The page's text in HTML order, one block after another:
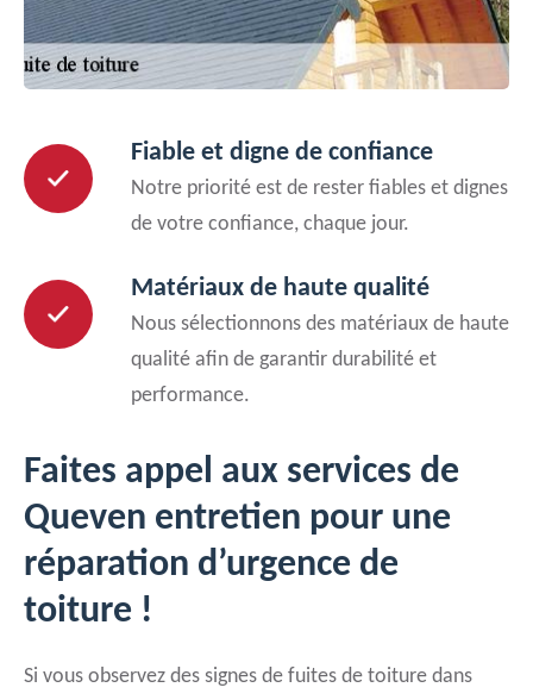
Fiable et digne de confiance
Notre priorité est de rester fiables et dignes
de votre confiance, chaque jour.
Matériaux de haute qualité
Nous sélectionnons des matériaux de haute
qualité afin de garantir durabilité et
performance.
Faites appel aux services de
Queven entretien pour une
réparation d’urgence de
toiture !
Si vous observez des signes de fuites de toiture dans